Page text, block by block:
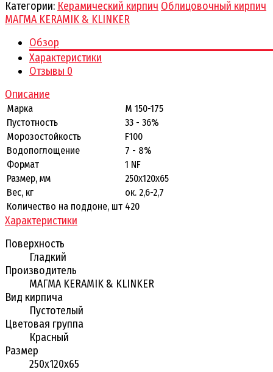
Категории: Керамический кирпич Облицовочный кирпич
МАГМА KERAMIK & KLINKER
Обзор
Характеристики
Отзывы 0
Описание
Марка
М 150-175
Пустотность
33 - 36%
Морозостойкость
F100
Водопоглощение
7 - 8%
Формат
1 NF
Размер, мм
250х120х65
Вес, кг
ок. 2,6-2,7
Количество на поддоне, шт 420
Характеристики
Поверхность
Гладкий
Производитель
МАГМА KERAMIK & KLINKER
Вид кирпича
Пустотелый
Цветовая группа
Красный
Размер
250х120х65